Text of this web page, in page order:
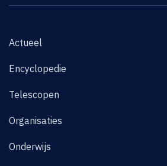
Actueel
Encyclopedie
Telescopen
Organisaties
Onderwijs